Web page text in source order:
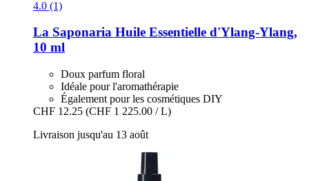
4.0 (1)
La Saponaria Huile Essentielle d'Ylang-​Ylang,
10 ml
Doux parfum floral
Idéale pour l'aromathérapie
Également pour les cosmétiques DIY
CHF 12.25 (CHF 1 225.00 / L)
Livraison jusqu'au 13 août